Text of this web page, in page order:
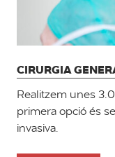
CIRURGIA
Realitzem unes
primera opció és
invasiva.